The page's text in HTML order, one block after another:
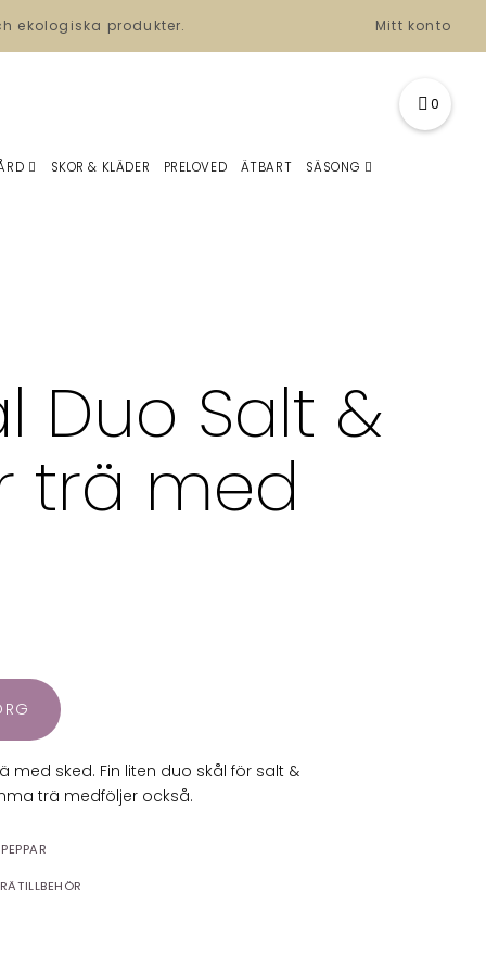
ekologiska produkter. Mitt konto
0
SKOR & KLÄDER PRELOVED ÄTBART
SÄSONG
Duo Salt &
trä med
med sked. Fin liten duo skål för salt &
trä medföljer också.